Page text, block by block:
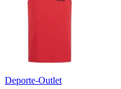
Deporte-Outlet